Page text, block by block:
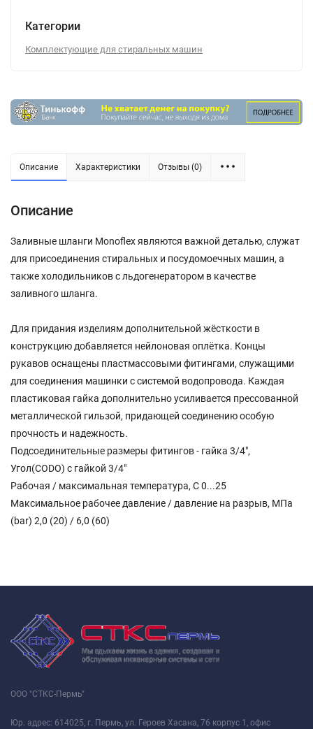
Категории
Комплектующие для стиральных машин
Описание Характеристики Отзывы (0)
Описание
Заливные шланги Monoflex являются важной деталью, служат
для присоединения стиральных и посудомоечных машин, а
также холодильников с льдогенератором в качестве
заливного шланга.
Для придания изделиям дополнительной жёсткости в
конструкцию добавляется нейлоновая оплётка. Концы
рукавов оснащены пластмассовыми фитингами, служащими
для соединения машинки с системой водопровода. Каждая
пластиковая гайка дополнительно усиливается прессованной
металлической гильзой, придающей соединению особую
прочность и надежность.
Подсоединительные размеры фитингов - гайка 3/4",
Угол(CODO) с гайкой 3/4"
Рабочая / максимальная температура, C 0...25
Максимальное рабочее давление / давление на разрыв, МПа
(bar) 2,0 (20) / 6,0 (60)
ООО "СТКС-Пермь"
Юр. адрес: 614025, г. Пермь, ул. Героев Хасана, 76 корпус 1, офис